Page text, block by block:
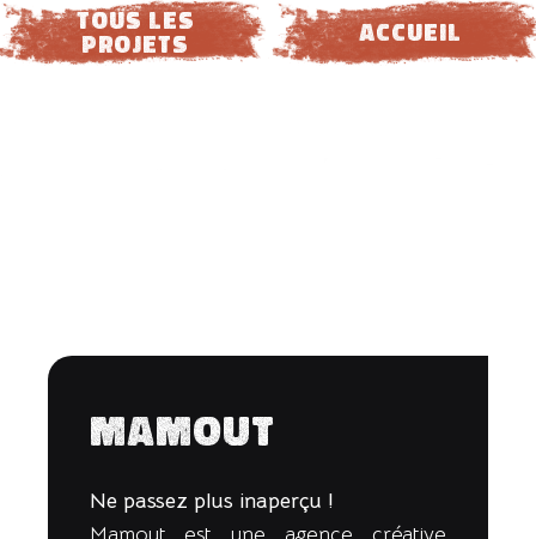
tous les
projets ACCUEIL
Mamout
Ne passez plus inaperçu !